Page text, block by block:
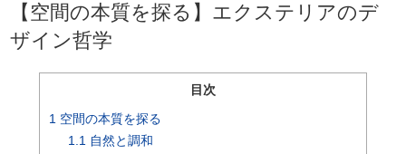
【空間の本質を探る】エクステリアのデ
ザイン哲学
目次
1 空間の本質を探る
1.1 自然と調和